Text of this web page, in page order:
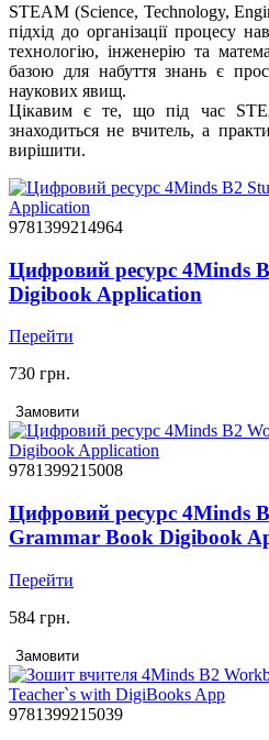
STEAM (Science, Technology,
підхід до організації процесу
технологію, інженерію та
базою для набуття знань є
наукових явищ.
Цікавим є те, що під час
знаходиться не вчитель, а
вирішити.
9781399214964
Цифровий ресурс 4Minds
Digibook Application
Перейти
730 грн.
Замовити
9781399215008
Цифровий ресурс 4Minds
Grammar Book Digibook
Перейти
584 грн.
Замовити
9781399215039